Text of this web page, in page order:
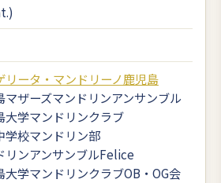
リータ・マンドリーノ鹿児島
マザーズマンドリンアンサンブル
大学マンドリンクラブ
学校マンドリン部
リンアンサンブルFelice
大学マンドリンクラブOB・OG会